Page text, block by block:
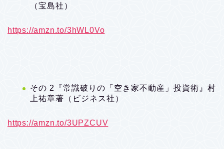
（宝島社）
https://amzn.to/3hWL0Vo
その 2『常識破りの「空き家不動産」投資術』村
上祐章著（ビジネス社）
https://amzn.to/3UPZCUV